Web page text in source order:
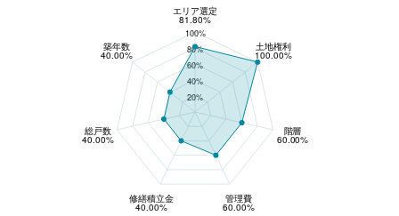
100%
エリア選定
81.80%
築年数
40.00%
総戸数
40.00%
修繕積立金
40.00%
管理費
60.00%
階層
60.00%
土地権利
100.00%
80%
60%
40%
20%